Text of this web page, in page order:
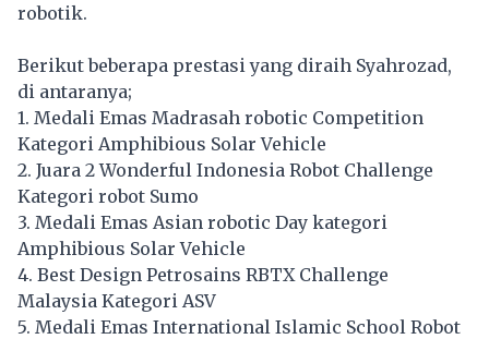
robotik.
Berikut beberapa prestasi yang diraih Syahrozad,
di antaranya;
1. Medali Emas Madrasah robotic Competition
Kategori Amphibious Solar Vehicle
2. Juara 2 Wonderful Indonesia Robot Challenge
Kategori robot Sumo
3. Medali Emas Asian robotic Day kategori
Amphibious Solar Vehicle
4. Best Design Petrosains RBTX Challenge
Malaysia Kategori ASV
5. Medali Emas International Islamic School Robot